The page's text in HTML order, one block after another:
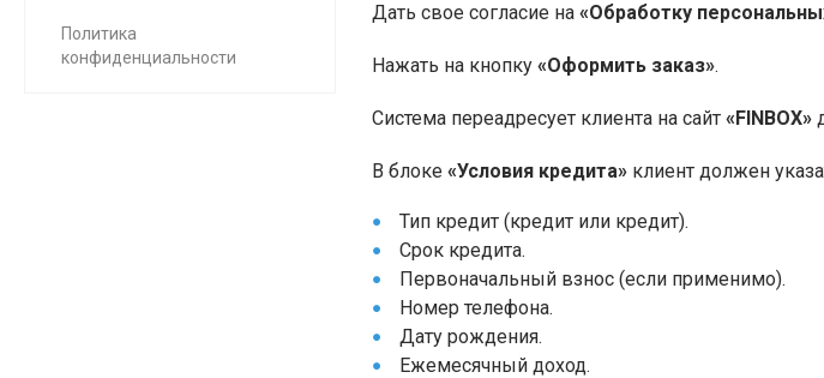
Политика
конфиденциальности
Дать свое согласие на «Обработку
Нажать на кнопку «Оформить заказ».
Система переадресует клиента на сайт «FINBOX»
В блоке «Условия кредита» клиент должен
Тип кредит (кредит или кредит).
Срок кредита.
Первоначальный взнос (если применимо).
Номер телефона.
Дату рождения.
Ежемесячный доход.